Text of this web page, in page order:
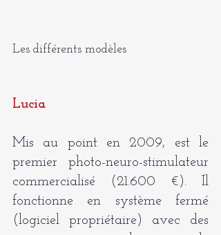
Les différents modèles
Lucia
Mis au point en 2009, est le
premier photo-neuro-stimulateur
commercialisé (21.600 €). Il
fonctionne en système fermé
(logiciel propriétaire) avec des